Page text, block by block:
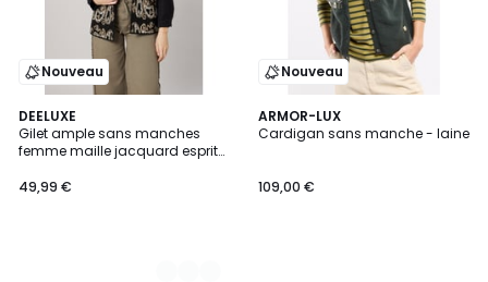
Nouveau
DEELUXE
Gilet ample sans manches
femme maille jacquard esprit
49,99 €
2
Couleurs
Nouveau
ARMOR-LUX
Cardigan sans manche - laine
109,00 €